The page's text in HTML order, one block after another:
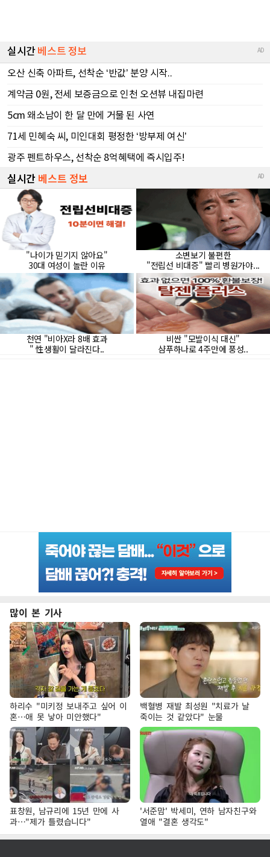
많이 본 기사
하리수 "미키정 보내주고 싶어 이
혼…애 못 낳아 미안했다"
백혈병 재발 최성원 "치료가 날
죽이는 것 같았다" 눈물
표창원, 남규리에 15년 만에 사
과…"제가 틀렸습니다"
'서준맘' 박세미, 연하 남자친구와
열애 "결혼 생각도"